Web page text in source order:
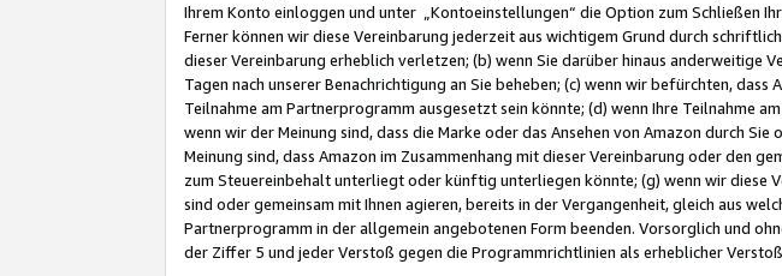
Ihrem Konto einloggen und unter „Kontoeinstellungen“ die Option zum Schließen
Ferner können wir diese Vereinbarung jederzeit aus wichtigem Grund durch
dieser Vereinbarung erheblich verletzen; (b) wenn Sie darüber hinaus anderweitige
Tagen nach unserer Benachrichtigung an Sie beheben; (c) wenn wir befürchten,
Teilnahme am Partnerprogramm ausgesetzt sein könnte; (d) wenn Ihre Teilnahme
wenn wir der Meinung sind, dass die Marke oder das Ansehen von Amazon durch
Meinung sind, dass Amazon im Zusammenhang mit dieser Vereinbarung oder den
zum Steuereinbehalt unterliegt oder künftig unterliegen könnte; (g) wenn wir diese
sind oder gemeinsam mit Ihnen agieren, bereits in der Vergangenheit, gleich aus
Partnerprogramm in der allgemein angebotenen Form beenden. Vorsorglich und
der Ziffer 5 und jeder Verstoß gegen die Programmrichtlinien als erheblicher